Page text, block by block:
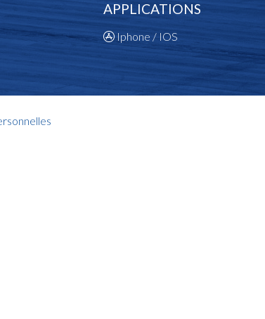
APPLICATIONS
Iphone / IOS